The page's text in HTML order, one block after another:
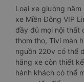
Loại xe giường nằm
xe Miền Đông VIP
đầy đủ mọi nội thất
thơm tho, Tivi màn
nguồn 220v có thể
hãng xe còn thiết
hành khách có thể